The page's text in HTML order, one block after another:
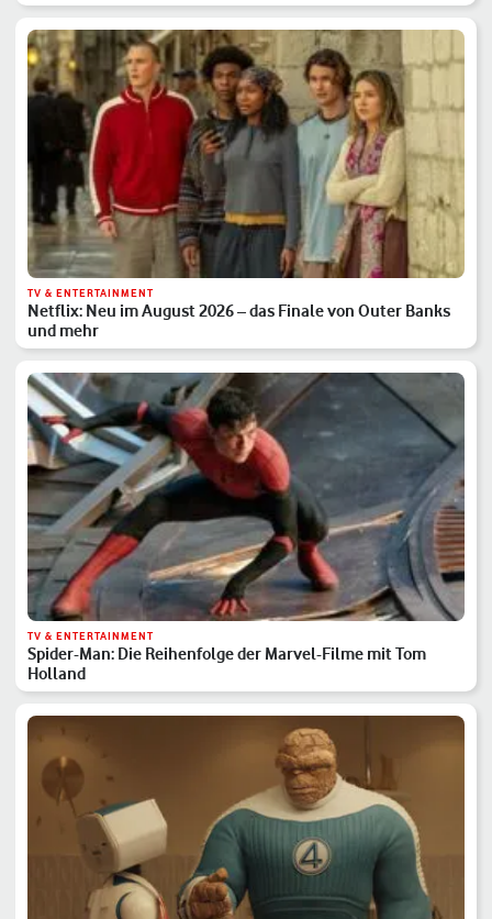
TV & ENTERTAINMENT
Netflix: Neu im August 2026 – das Finale von Outer Banks
und mehr
TV & ENTERTAINMENT
Spider-Man: Die Reihenfolge der Marvel-Filme mit Tom
Holland